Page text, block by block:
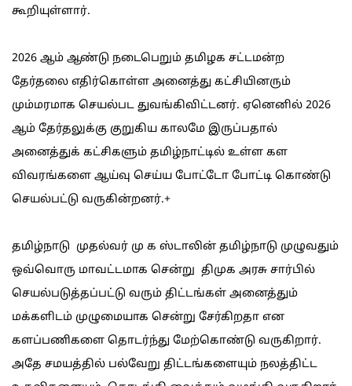
கூறியுள்ளார்.
2026 ஆம் ஆண்டு நடைபெறும் தமிழக சட்டமன்ற
தேர்தலை எதிர்கொள்ள அனைத்து கட்சியினரும்
மும்மரமாக செயல்பட துவங்கிவிட்டனர். ஏனெனில் 2026
ஆம் தேர்தலுக்கு குறுகிய காலமே இருப்பதால்
அனைத்துக் கட்சிகளும் தமிழ்நாட்டில் உள்ள கள
விவரங்களை ஆய்வு செய்ய போட்டோ போட்டி கொண்டு
செயல்பட்டு வருகின்றனர்.+
தமிழ்நாடு முதல்வர் மு க ஸ்டாலின் தமிழ்நாடு முழுவதும்
ஒவ்வொரு மாவட்டமாக சென்று திமுக அரசு சார்பில்
செயல்படுத்தப்பட்டு வரும் திட்டங்கள் அனைத்தும்
மக்களிடம் முழுமையாக சென்று சேர்கிறதா என
களப்பணிகளை தொடர்ந்து மேற்கொண்டு வருகிறார்.
அதே சமயத்தில் பல்வேறு திட்டங்களையும் நலத்திட்ட